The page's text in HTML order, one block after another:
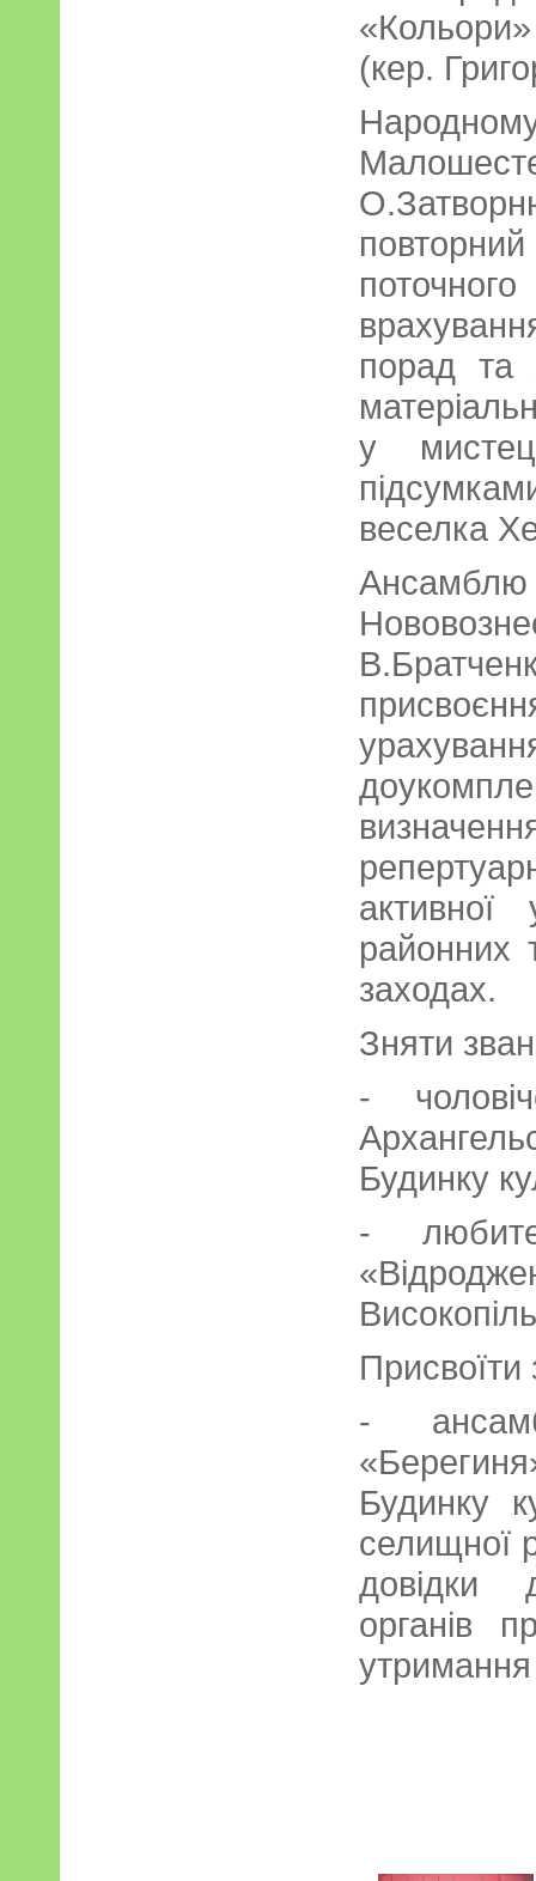
(кер.
порад та
у
веселка
активної
районних
заходах.
Зняти
-
Будинку
-
Присвоїти
-
Будинку
селищної
довідки
органів
утримання